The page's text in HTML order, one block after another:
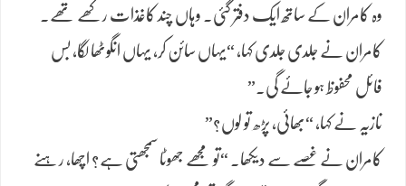
وہ کامران کے ساتھ ایک دفتر گئی۔ وہاں چند کاغذات رکھے تھے۔
کامران نے جلدی جلدی کہا، “یہاں سائن کر، یہاں انگوٹھا لگا، بس
فائل محفوظ ہو جائے گی۔”
نازیہ نے کہا، “بھائی، پڑھ تو لوں؟”
کامران نے غصے سے دیکھا۔ “تو مجھے جھوٹا سمجھتی ہے؟ اچھا، رہنے